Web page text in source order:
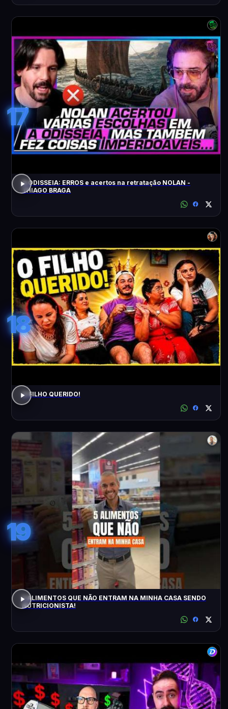
17
A ODISSEIA: ERROS e acertos na retratação NOLAN -
THIAGO BRAGA
18
O FILHO QUERIDO!
19
5 ALIMENTOS QUE NÃO ENTRAM NA MINHA CASA SENDO
NUTRICIONISTA!